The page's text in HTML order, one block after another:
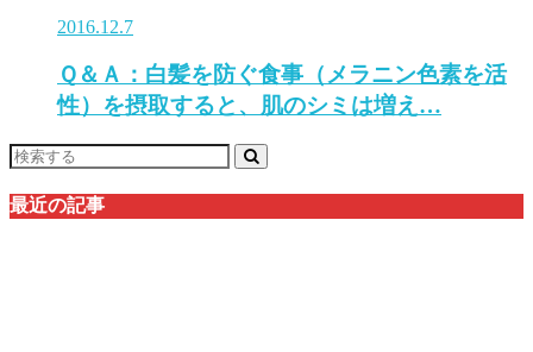
2016.12.7
Ｑ＆Ａ：白髪を防ぐ食事（メラニン色素を活
性）を摂取すると、肌のシミは増え…
最近の記事